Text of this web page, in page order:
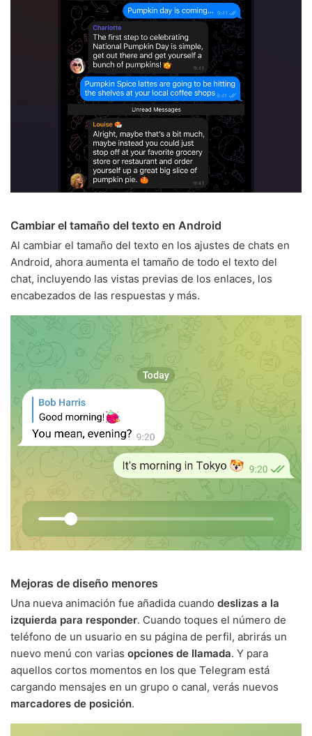
Cambiar el tamaño del texto en Android
Al cambiar el tamaño del texto en los ajustes de chats en
Android, ahora aumenta el tamaño de todo el texto del
chat, incluyendo las vistas previas de los enlaces, los
encabezados de las respuestas y más.
Mejoras de diseño menores
Una nueva animación fue añadida cuando deslizas a la
izquierda para responder. Cuando toques el número de
teléfono de un usuario en su página de perfil, abrirás un
nuevo menú con varias opciones de llamada. Y para
aquellos cortos momentos en los que Telegram está
cargando mensajes en un grupo o canal, verás nuevos
marcadores de posición.